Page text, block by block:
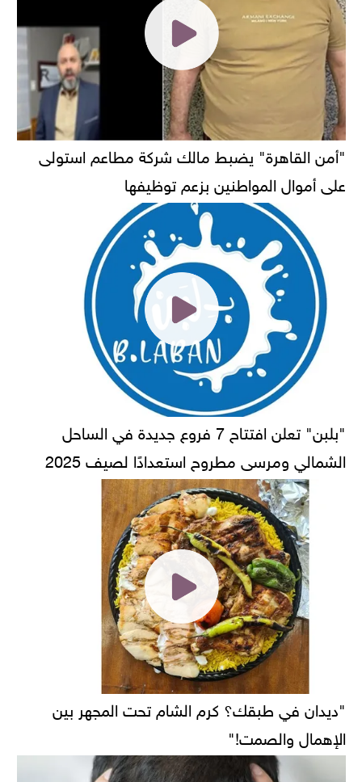
"أمن القاهرة" يضبط مالك شركة مطاعم استولى
على أموال المواطنين بزعم توظيفها
"بلبن" تعلن افتتاح 7 فروع جديدة في الساحل
الشمالي ومرسى مطروح استعدادًا لصيف 2025
"ديدان في طبقك؟ كرم الشام تحت المجهر بين
الإهمال والصمت!"